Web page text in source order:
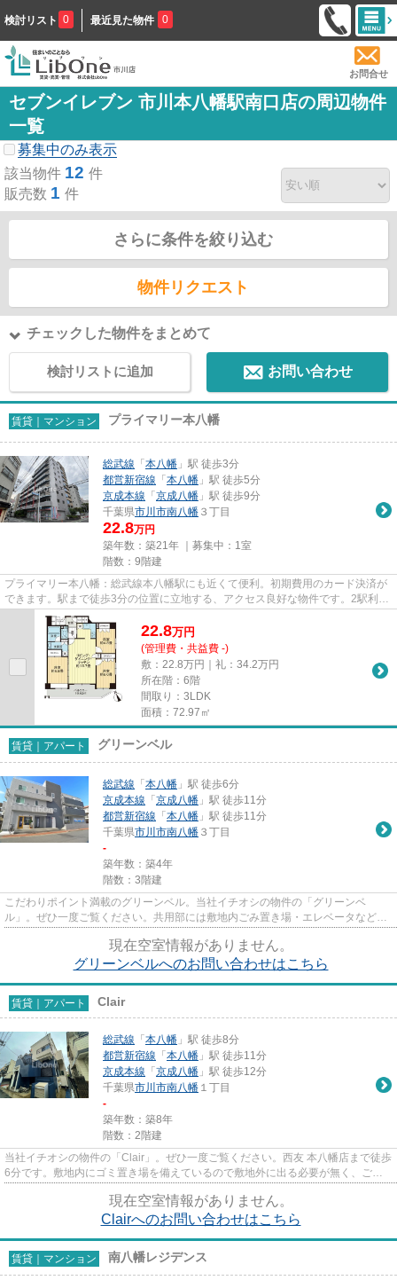
検討リスト 0 最近見た物件 0
お問合せ
セブンイレブン 市川本八幡駅南口店の周辺物件
一覧
募集中のみ表示
該当物件 12 件
販売数 1 件
さらに条件を絞り込む
物件リクエスト
チェックした物件をまとめて
検討リストに追加 お問い合わせ
賃貸｜マンション プライマリー本八幡
総武線 「 本八幡 」駅 徒歩3分
都営新宿線 「 本八幡 」駅 徒歩5分
京成本線 「 京成八幡 」駅 徒歩9分
千葉県市川市南八幡 ３丁目
22.8万円
築年数：築21年 ｜募集中： 1室
階数：9階建
プライマリー本八幡：総武線本八幡駅にも近くて便利。初期費用のカード決済が
できます。駅まで徒歩3分の位置に立地する、アクセス良好な物件です。2駅利用
可能なアクセスの良い物件で...
22.8万円
(管理費・共益費 -)
敷：22.8万円｜礼：34.2万円
所在階：6階
間取り：3LDK
面積：72.97㎡
賃貸｜アパート グリーンベル
総武線 「 本八幡 」駅 徒歩6分
京成本線 「 京成八幡 」駅 徒歩11分
都営新宿線 「 本八幡 」駅 徒歩11分
千葉県市川市南八幡 ３丁目
-
築年数：築4年
階数：3階建
こだわりポイント満載のグリーンベル。当社イチオシの物件の「グリーンベ
ル」。ぜひ一度ご覧ください。共用部には敷地内ごみ置き場・エレベータなどが
現在空室情報がありません。
グリーンベルへのお問い合わせはこちら
賃貸｜アパート Clair
総武線 「 本八幡 」駅 徒歩8分
都営新宿線 「 本八幡 」駅 徒歩11分
京成本線 「 京成八幡 」駅 徒歩12分
千葉県市川市南八幡 １丁目
-
築年数：築8年
階数：2階建
当社イチオシの物件の「Clair」。ぜひ一度ご覧ください。西友 本八幡店まで徒歩
6分です。敷地内にゴミ置き場を備えているので敷地外に出る必要が無く、ごみ
現在空室情報がありません。
Clairへのお問い合わせはこちら
賃貸｜マンション 南八幡レジデンス